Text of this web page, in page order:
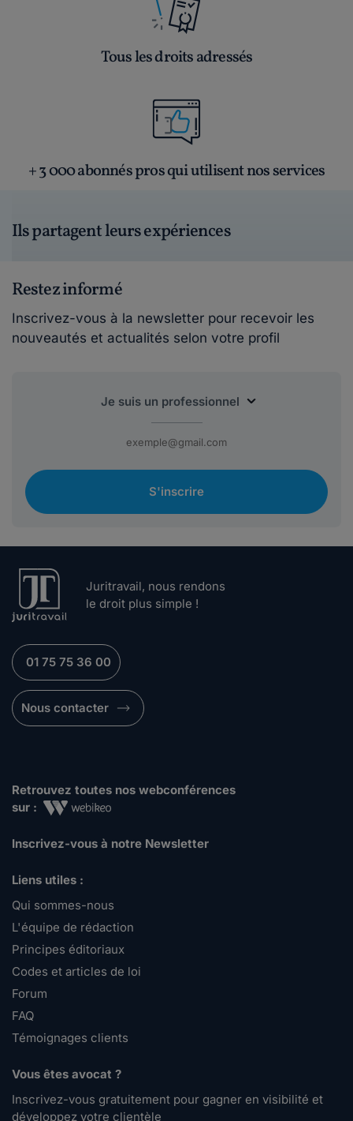
Tous les droits adressés
+ 3 000 abonnés pros qui utilisent nos services
Ils partagent leurs expériences
Restez informé
Inscrivez-vous à la newsletter pour recevoir les
nouveautés et actualités selon votre profil
S'inscrire
Juritravail, nous rendons
le droit plus simple !
01 75 75 36 00
Nous contacter
Retrouvez toutes nos webconférences
sur :
Inscrivez-vous à notre Newsletter
Liens utiles :
Qui sommes-nous
L'équipe de rédaction
Principes éditoriaux
Codes et articles de loi
Forum
FAQ
Témoignages clients
Vous êtes avocat ?
Inscrivez-vous gratuitement pour gagner en visibilité et
développez votre clientèle